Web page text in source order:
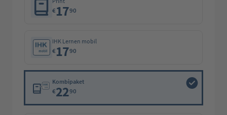
€1790
IHK Lernen mobil
€1790
Kombipaket
€2290